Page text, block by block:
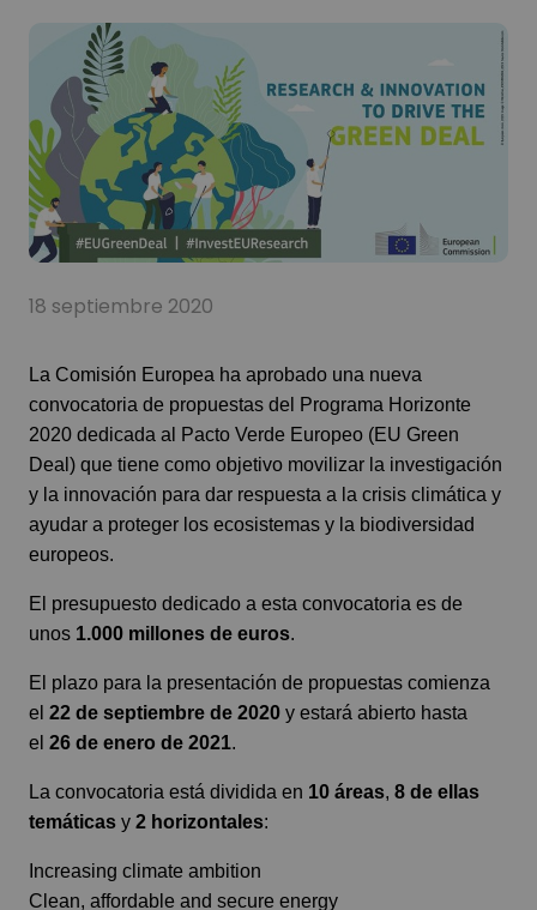
18 septiembre 2020
La Comisión Europea ha aprobado una nueva
convocatoria de propuestas del Programa Horizonte
2020 dedicada al Pacto Verde Europeo (EU Green
Deal) que tiene como objetivo movilizar la investigación
y la innovación para dar respuesta a la crisis climática y
ayudar a proteger los ecosistemas y la biodiversidad
europeos.
El presupuesto dedicado a esta convocatoria es de
unos 1.000 millones de euros.
El plazo para la presentación de propuestas comienza
el 22 de septiembre de 2020 y estará abierto hasta
el 26 de enero de 2021.
La convocatoria está dividida en 10 áreas, 8 de ellas
temáticas y 2 horizontales:
Increasing climate ambition
Clean, affordable and secure energy